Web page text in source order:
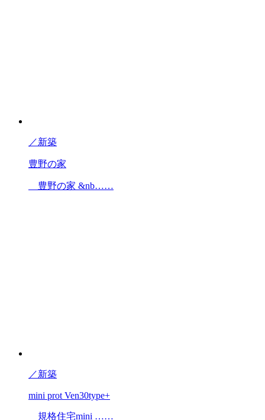
／新築
豊野の家
豊野の家 &nb……
／新築
mini prot Ven30type+
規格住宅mini ……